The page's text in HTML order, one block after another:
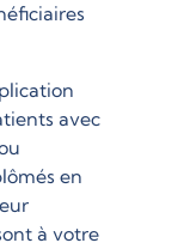
avec
en
à votre